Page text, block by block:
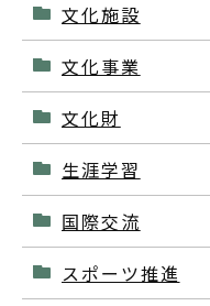
文化施設
文化事業
文化財
生涯学習
国際交流
スポーツ推進